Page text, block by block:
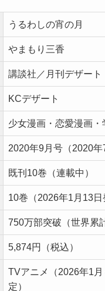
うるわしの宵の月
やまもり三香
講談社／月刊デザート
KCデザート
少女漫画・恋愛漫画・
2020年9月号（2020年
既刊10巻（連載中）
10巻（2026年1月13日
750万部突破（世界累
5,874円（税込）
TVアニメ（2026年1
定）